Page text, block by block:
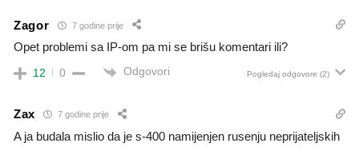
Zagor 7 godine prije
Opet problemi sa IP-om pa mi se brišu komentari ili?
12 0 Odgovori Pogledaj odgovore (2)
Zax 7 godine prije
A ja budala mislio da je s-400 namijenjen rusenju neprijateljskih